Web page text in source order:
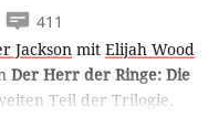
411
Jackson mit Elijah Wood
Der Herr der Ringe: Die
Teil der Trilogie,